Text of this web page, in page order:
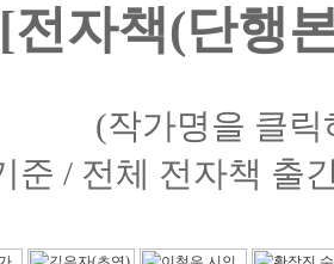
[전자책(단행
(작가명을 클
준 / 전체 전자책 출